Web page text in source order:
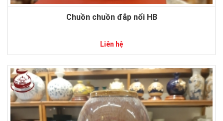
Chuồn chuồn đắp nổi HB
Liên hệ